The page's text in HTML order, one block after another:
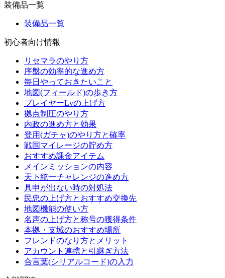
装備品一覧
装備品一覧
初心者向け情報
リセマラのやり方
序盤の効率的な進め方
毎日やっておきたいこと
地図(フィールド)の歩き方
プレイヤーLvの上げ方
拠点制圧のやり方
内政の進め方と効果
登用(ガチャ)のやり方と確率
戦国マイレージの貯め方
おすすめ課金アイテム
メインミッションの内容
天下統一チャレンジの進め方
具申が出ない時の対処法
民忠の上げ方とおすすめ交換先
地図機能の使い方
名声の上げ方と称号の獲得条件
本拠・支城のおすすめ場所
フレンドのなり方とメリット
アカウント連携と引継ぎ方法
合言葉(シリアルコード)の入力